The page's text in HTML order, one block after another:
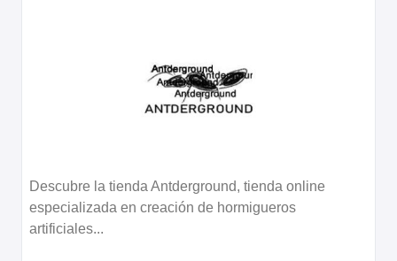
Descubre la tienda Antderground, tienda online
especializada en creación de hormigueros
artificiales...